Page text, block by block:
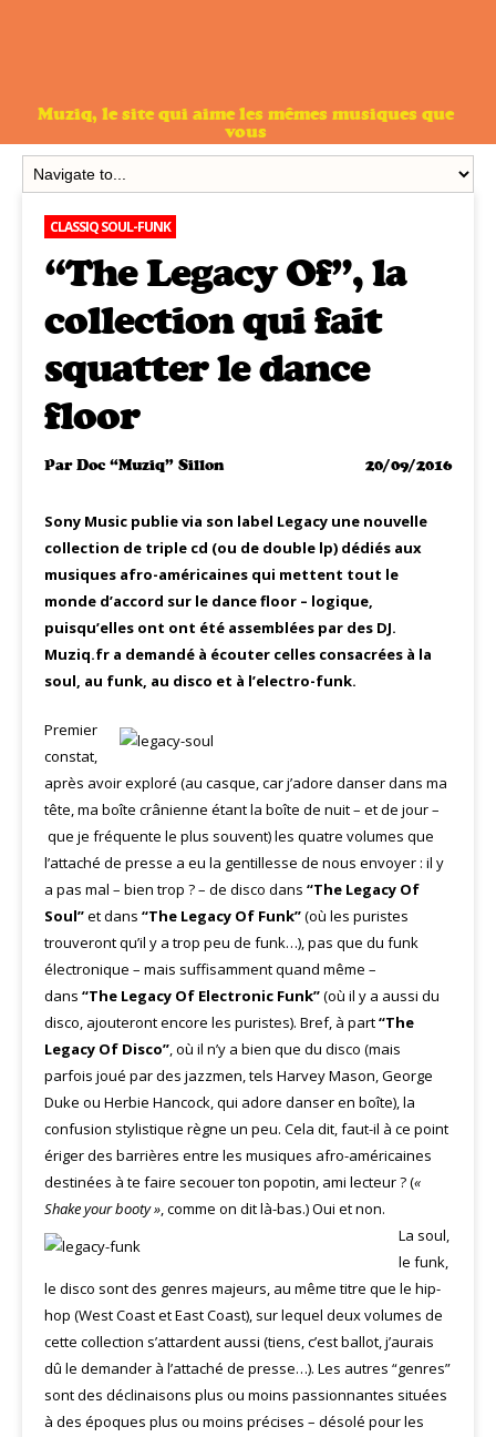
Muziq, le site qui aime les mêmes musiques que
vous
CLASSIQ SOUL-FUNK
“The Legacy Of”, la
collection qui fait
squatter le dance
floor
ParDoc “Muziq” Sillon 20/09/2016
Sony Music publie via son label Legacy une nouvelle
collection de triple cd (ou de double lp) dédiés aux
musiques afro-américaines qui mettent tout le
monde d’accord sur le dance floor – logique,
puisqu’elles ont ont été assemblées par des DJ.
Muziq.fr a demandé à écouter celles consacrées à la
soul, au funk, au disco et à l’electro-funk.
Premier
constat,
après avoir exploré (au casque, car j’adore danser dans ma
tête, ma boîte crânienne étant la boîte de nuit – et de jour –
que je fréquente le plus souvent) les quatre volumes que
l’attaché de presse a eu la gentillesse de nous envoyer : il y
a pas mal – bien trop ? – de disco dans “The Legacy Of
Soul”et dans “The Legacy Of Funk”(où les puristes
trouveront qu’il y a trop peu de funk…), pas que du funk
électronique – mais suffisamment quand même –
dans “The Legacy Of Electronic Funk”(où il y a aussi du
disco, ajouteront encore les puristes). Bref, à part“The
Legacy Of Disco”, où il n’y a bien que du disco (mais
parfois joué par des jazzmen, tels Harvey Mason, George
Duke ou Herbie Hancock, qui adore danser en boîte), la
confusion stylistique règne un peu. Cela dit, faut-il à ce point
ériger des barrières entre les musiques afro-américaines
destinées à te faire secouer ton popotin, ami lecteur ? («
Shake your booty », comme on dit là-bas.) Oui et non.
La soul,
le funk,
le disco sont des genres majeurs, au même titre que le hip-
hop (West Coast et East Coast), sur lequel deux volumes de
cette collection s’attardent aussi (tiens, c’est ballot, j’aurais
dû le demander à l’attaché de presse…). Les autres “genres”
sont des déclinaisons plus ou moins passionnantes situées
à des époques plus ou moins précises – désolé pour les